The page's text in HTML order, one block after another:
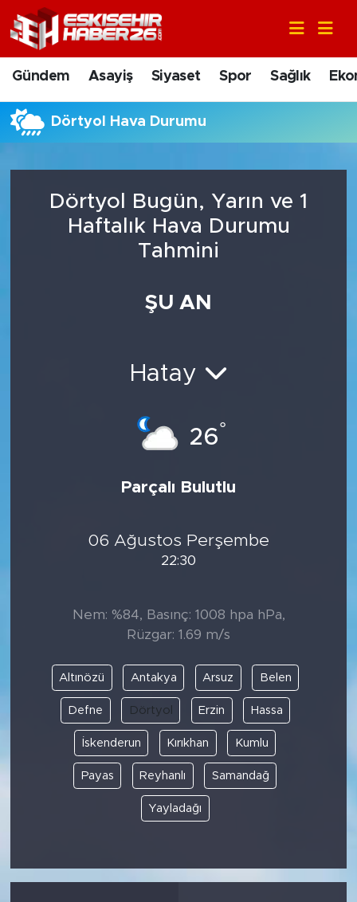
Gündem Asayiş Siyaset Spor Sağlık
Dörtyol Hava Durumu
Dörtyol Bugün, Yarın ve 1
Haftalık Hava Durumu
Tahmini
ŞU AN
Hatay
26°
Parçalı Bulutlu
06 Ağustos Perşembe
22:30
Nem: %84, Basınç: 1008 hpa hPa,
Rüzgar: 1.69 m/s
Altınözü Antakya Arsuz Belen
Defne Dörtyol Erzin Hassa
İskenderun Kırıkhan Kumlu
Payas Reyhanlı Samandağ
Yayladağı
Gündem
Asayiş
Siyaset
Sağlık
Sektör
Nöbetçi Eczaneler
Hava Durumu
Trafik Durumu
Tüm Manşetler